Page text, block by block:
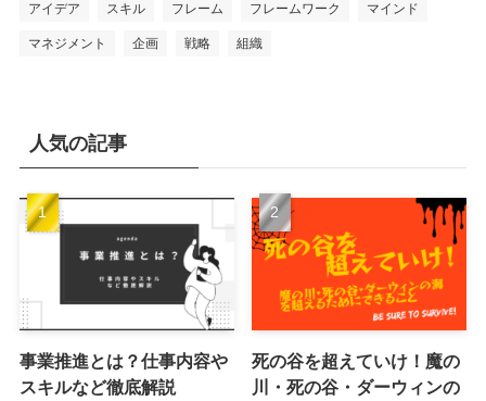
アイデア スキル フレーム フレームワーク マインド
マネジメント 企画 戦略 組織
人気の記事
事業推進とは？仕事内容や
スキルなど徹底解説
死の谷を超えていけ！魔の
川・死の谷・ダーウィンの